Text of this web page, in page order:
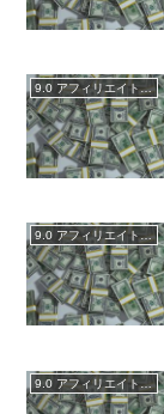
9.0 アフィリエイトブログ実践記録
9.0 アフィリエイトブログ実践記録
9.0 アフィリエイトブログ実践記録